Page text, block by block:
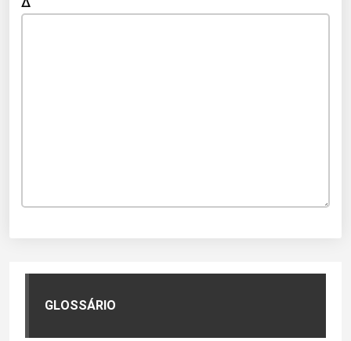
GLOSSÁRIO